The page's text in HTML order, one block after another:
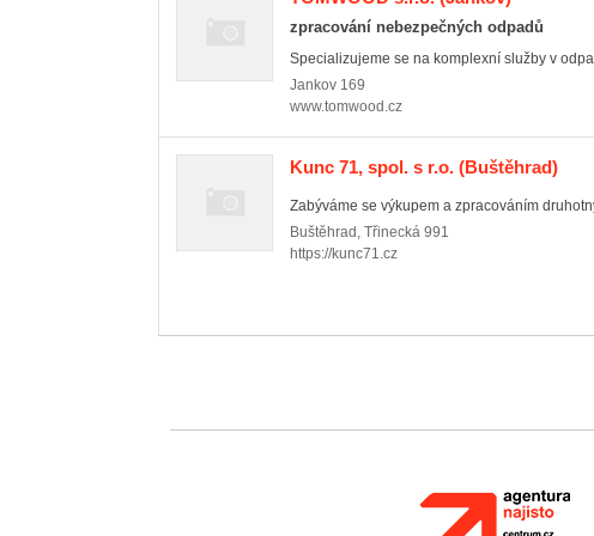
zpracování nebezpečných odpadů
Specializujeme se na komplexní služby v
Jankov 169
www.tomwood.cz
Kunc 71, spol. s r.o. (Buštěhrad)
Zabýváme se výkupem a zpracováním
Buštěhrad , Třinecká 991
https://kunc71.cz